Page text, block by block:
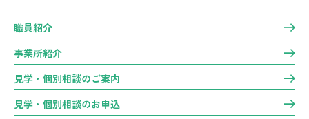
職員紹介
事業所紹介
見学・個別相談のご案内
見学・個別相談のお申込